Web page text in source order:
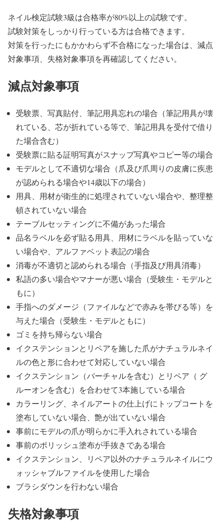
ネイル検定試験3級は合格率が80%以上の試験です。
試験対策をしっかり行っている方は合格できます。
対策を行ったにもかかわらず不合格になった場合は、減点
対象事項、失格対象事項を再確認してください。
減点対象事項
受験票、写真貼付、筆記用具忘れの場合（筆記用具が壊
れている、芯が折れている等で、筆記用具を受付で借り
た場合含む）
受験票に貼る証明写真がスナップ写真やコピー等の場合
モデルとして不適切な場合（爪及び爪周りの皮膚に疾患
が認められる場合や14歳以下の場合）
用具、用材が衛生的に処理されていない場合や、整理整
頓されていない場合
テーブルセッティングに不備があった場合
品名ラベルを必ず貼る用具、用材にラベルを貼っていな
い場合や、アルファベット表記の場合
消毒が不適切と認められる場合（手指及び用具消毒）
私語の多い場合やマナーが悪い場合（受験生・モデルと
もに）
手指へのダメージ（ファイルなどで赤みを帯びる等）を
与えた場合（受験生・モデルともに）
ゴミを持ち帰らない場合
イクステンションとリペアを施した爪がナチュラルネイ
ルの色と形に合わせて対応していない場合
イクステンション（バーチャルを含む）とリペア（ グ
ルーオンを含む）を合わせて3本施している場合
カラーリング、ネイルアートの仕上げにトップコートを
塗布していない場合、艶が出ていない場合
事前にモデルの爪が明らかに手入れされている場合
事前のポリッシュ塗布が手抜きである場合
イクステンション、リペア以外のナチュラルネイルにウ
ォッシャブルファイルを使用した場合
ブラシダウンを行わない場合
失格対象事項